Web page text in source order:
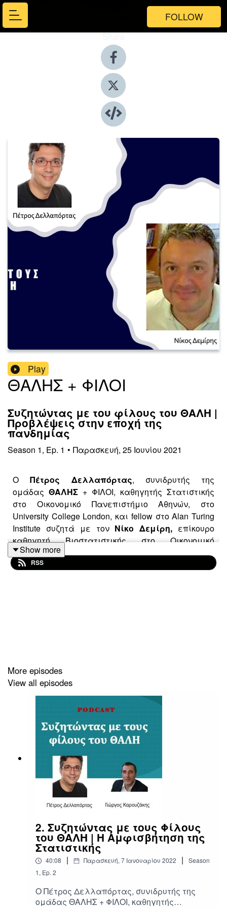
FOLLOW
Share
Play
ΘΑΛΗΣ + ΦΙΛΟΙ
Συζητώντας με του φίλους του ΘΑΛΗ |
Προβλέψεις στην εποχή της
πανδημίας
Season 1, Ep. 1 • Παρασκευή, 25 Ιουνίου 2021
ΟΠέτρος Δελλαπόρτας, συνιδρυτής της
ομάδας ΘΑΛΗΣ + ΦΙΛΟΙ, καθηγητής Στατιστικής
στο Οικονομικό Πανεπιστήμιο Αθηνών, στο
University College London, και fellow στο Alan Turing
Institute συζητά με τον Νίκο Δεμίρη, επίκουρο
καθηγητή Βιοστατιστικής στο Οικονομικό
Πανεπιστήμιο Αθηνών.
Show more
RSS
More episodes
View all episodes
2. Συζητώντας με τους Φίλους
του ΘΑΛΗ | Η Αμφισβήτηση της
Στατιστικής
40:08 | Παρασκευή, 7 Ιανουαρίου 2022 |
Season
1, Ep. 2
Ο Πέτρος Δελλαπόρτας, συνιδρυτής της
ομάδας ΘΑΛΗΣ + ΦΙΛΟΙ, καθηγητής